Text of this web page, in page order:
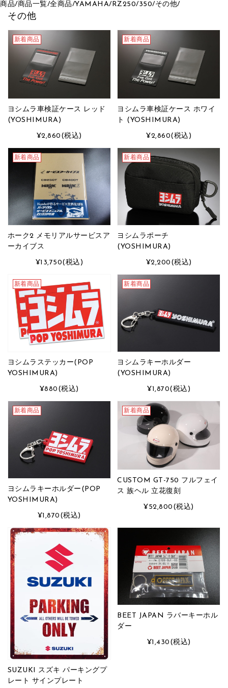
商品/商品一覧/全商品/YAMAHA/RZ250/350/その他/
その他
新着商品
ヨシムラ車検証ケース レッド
(YOSHIMURA)
¥2,860 (税込)
新着商品
ヨシムラ車検証ケース ホワイ
ト (YOSHIMURA)
¥2,860(税込)
新着商品
ホーク2 メモリアルサービスア
ーカイブス
¥13,750(税込)
新着商品
ヨシムラポーチ
(YOSHIMURA)
¥2,200 (税込)
新着商品
ヨシムラステッカー(POP
YOSHIMURA)
¥880 (税込)
新着商品
ヨシムラキーホルダー
(YOSHIMURA)
¥1,870(税込)
新着商品
ヨシムラキーホルダー(POP
YOSHIMURA)
¥1,870 (税込)
新着商品
CUSTOM GT-750 フルフェイ
ス 族ヘル 立花復刻
¥52,800 (税込)
SUZUKI スズキ パーキングプ
レート サインプレート
BEET JAPAN ラバーキーホル
ダー
¥1,430 (税込)